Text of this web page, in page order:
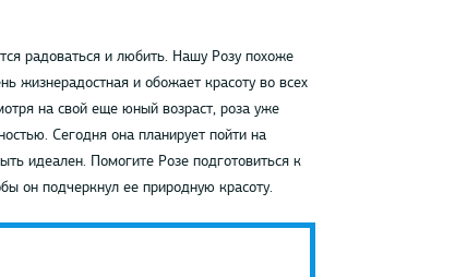
радоваться и любить. Нашу Розу похоже
жизнерадостная и обожает красоту во всех
на свой еще юный возраст, роза уже
Сегодня она планирует пойти на
идеален. Помогите Розе подготовиться к
он подчеркнул ее природную красоту.